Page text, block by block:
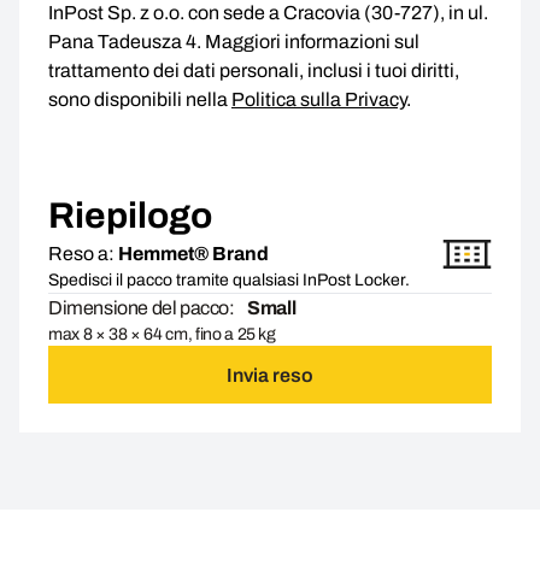
InPost Sp. z o.o. con sede a Cracovia (30-727), in ul.
Pana Tadeusza 4. Maggiori informazioni sul
trattamento dei dati personali, inclusi i tuoi diritti,
sono disponibili nella Politica sulla Privacy.
Riepilogo
Reso a: Hemmet® Brand
Spedisci il pacco tramite qualsiasi InPost Locker.
Dimensione del pacco: Small
max 8 × 38 × 64 cm, fino a 25 kg
Invia reso